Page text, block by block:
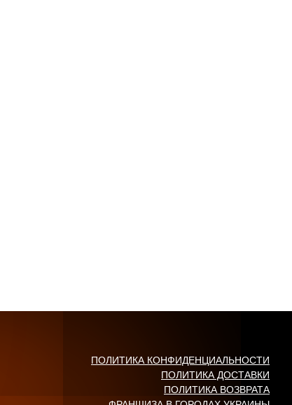
ПОЛИТИКА КОНФИДЕНЦИАЛЬНОСТИ
ПОЛИТИКА ДОСТАВКИ
ПОЛИТИКА ВОЗВРАТА